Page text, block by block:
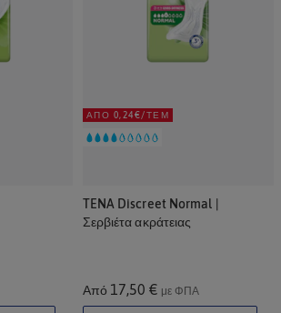
ΑΠΌ 0,24€/ΤΕΜ
TENA Discreet Normal |
Σερβιέτα ακράτειας
Από 17,50 € με ΦΠΑ